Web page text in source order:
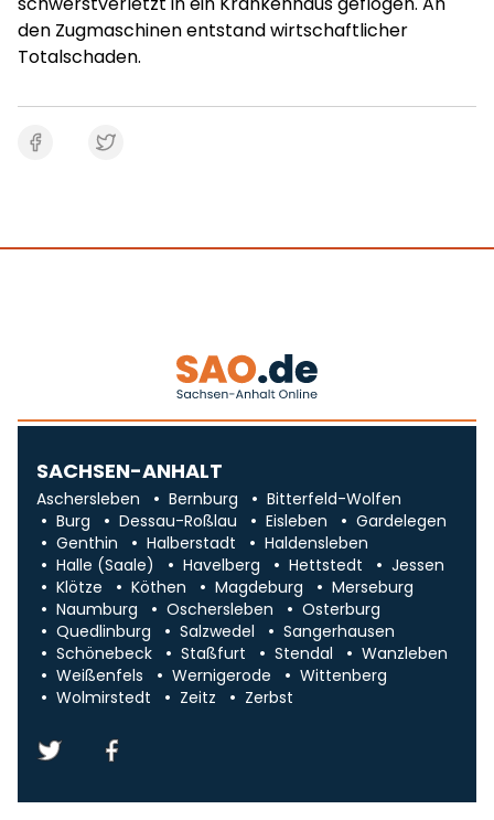
den Zugmaschinen entstand wirtschaftlicher
Totalschaden.
SACHSEN-ANHALT
Aschersleben Bernburg
Bitterfeld-Wolfen
Burg
Dessau-Roßlau Eisleben
Gardelegen
Genthin
Halberstadt
Haldensleben
Halle (Saale)
Havelberg Hettstedt
Jessen
Klötze
Köthen Magdeburg
Merseburg
Naumburg
Oschersleben
Osterburg
Quedlinburg
Salzwedel
Sangerhausen
Schönebeck
Staßfurt Stendal
Wanzleben
Weißenfels
Wernigerode
Wittenberg
Wolmirstedt
Zeitz Zerbst